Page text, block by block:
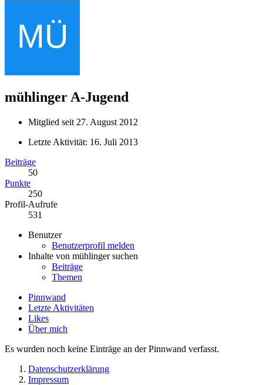
mühlinger A-Jugend
Mitglied seit 27. August 2012
Letzte Aktivität: 16. Juli 2013
Beiträge
50
Punkte
250
Profil-Aufrufe
531
Benutzer
Benutzerprofil melden
Inhalte von mühlinger suchen
Beiträge
Themen
Pinnwand
Letzte Aktivitäten
Likes
Über mich
Es wurden noch keine Einträge an der Pinnwand verfasst.
Datenschutzerklärung
Impressum